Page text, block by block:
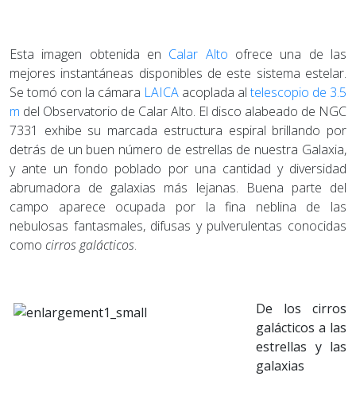
Esta imagen obtenida en Calar Alto ofrece una de las
mejores instantáneas disponibles de este sistema estelar.
Se tomó con la cámara LAICA acoplada altelescopio de 3.5
m del Observatorio de Calar Alto. El disco alabeado de NGC
7331 exhibe su marcada estructura espiral brillando por
detrás de un buen número de estrellas de nuestra Galaxia,
y ante un fondo poblado por una cantidad y diversidad
abrumadora de galaxias más lejanas. Buena parte del
campo aparece ocupada por la fina neblina de las
nebulosas fantasmales, difusas y pulverulentas conocidas
como cirros galácticos.
De los cirros
galácticos a las
estrellas y las
galaxias